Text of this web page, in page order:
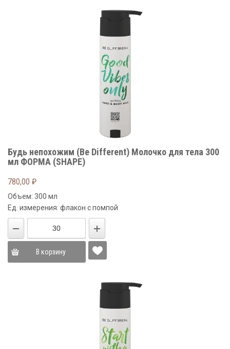
Будь непохожим (Be Different) Молочко для тела 300
мл ФОРМА (SHAPE)
780,00 ₽
Объем: 300 мл
Ед. измерения: флакон с помпой
В корзину